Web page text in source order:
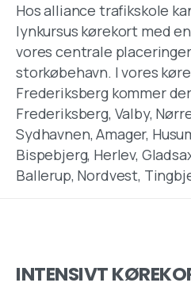
Hos alliance trafikskole
lynkursus kørekort med
vores centrale
storkøbehavn. I vores
Frederiksberg kommer
Frederiksberg, Valby,
Sydhavnen, Amager,
Bispebjerg, Herlev,
Ballerup, Nordvest,
INTENSIVT